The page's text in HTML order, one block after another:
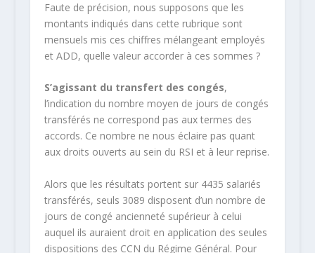
Faute de précision, nous supposons que les
montants indiqués dans cette rubrique sont
mensuels mis ces chiffres mélangeant employés
et ADD, quelle valeur accorder à ces sommes ?
S’agissant du transfert des congés,
l’indication du nombre moyen de jours de congés
transférés ne correspond pas aux termes des
accords. Ce nombre ne nous éclaire pas quant
aux droits ouverts au sein du RSI et à leur reprise.
Alors que les résultats portent sur 4435 salariés
transférés, seuls 3089 disposent d’un nombre de
jours de congé ancienneté supérieur à celui
auquel ils auraient droit en application des seules
dispositions des CCN du Régime Général. Pour